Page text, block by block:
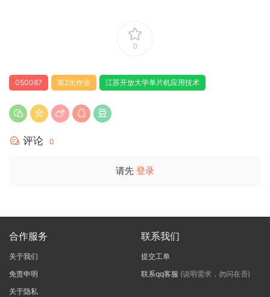
0
050087 第2次作业 江苏开放大学单片机应用技术
评论 0
请先 登录
合作服务
关于我们
免责申明
关于隐私
联系我们
提交工单
联系qq客服 (说明需求，勿问在否)